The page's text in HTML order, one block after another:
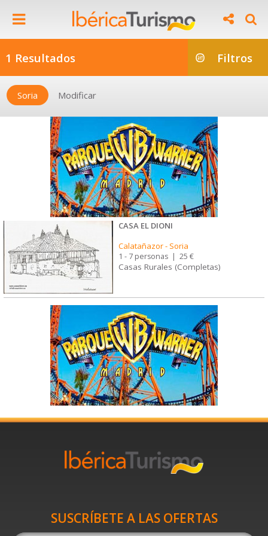
1 Resultados Filtros
Soria Modificar
CASA EL DIONI
Calatañazor- Soria
1 - 7 personas | 25 €
Casas Rurales (Completas)
SUSCRÍBETE A LAS OFERTAS